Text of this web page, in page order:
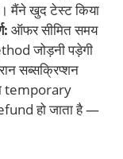
मैंने खुद टेस्ट किया
ऑफर सीमित समय
जोड़नी पड़ेगी
सब्सक्रिप्शन
temporary
हो जाता है —